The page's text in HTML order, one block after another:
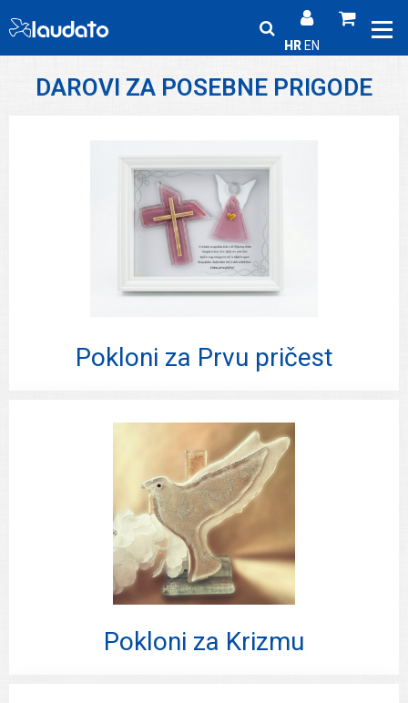
HR EN
DAROVI ZA POSEBNE PRIGODE
Pokloni za Prvu pričest
Pokloni za Krizmu